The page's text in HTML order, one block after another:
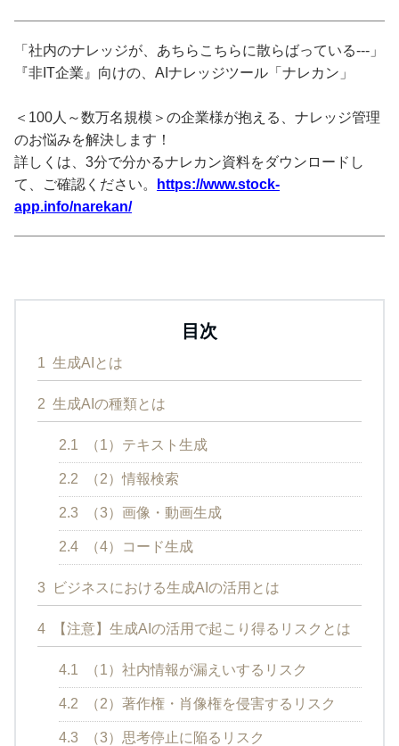
「社内のナレッジが、あちらこちらに散らばっている---」
『非IT企業』向けの、AIナレッジツール「ナレカン」
＜100人～数万名規模＞の企業様が抱える、ナレッジ管理
のお悩みを解決します！
詳しくは、3分で分かるナレカン資料をダウンロードし
て、ご確認ください。
https://www.stock-
app.info/narekan/
目次
1 生成AIとは
2 生成AIの種類とは
2.1 （1）テキスト生成
2.2 （2）情報検索
2.3 （3）画像・動画生成
2.4 （4）コード生成
3 ビジネスにおける生成AIの活用とは
4 【注意】生成AIの活用で起こり得るリスクとは
4.1 （1）社内情報が漏えいするリスク
4.2 （2）著作権・肖像権を侵害するリスク
4.3 （3）思考停止に陥るリスク